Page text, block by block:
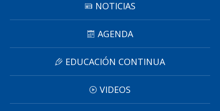
NOTICIAS
AGENDA
EDUCACIÓN CONTINUA
VIDEOS